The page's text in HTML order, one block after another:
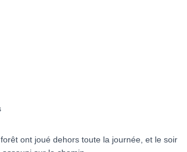
ont joué dehors toute la journée, et le soir